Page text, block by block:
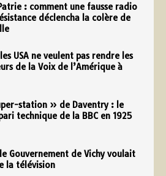
: comment une fausse radio
déclencha la colère de
USA ne veulent pas rendre les
de la Voix de l’Amérique à
station » de Daventry : le
technique de la BBC en 1925
Gouvernement de Vichy voulait
la télévision